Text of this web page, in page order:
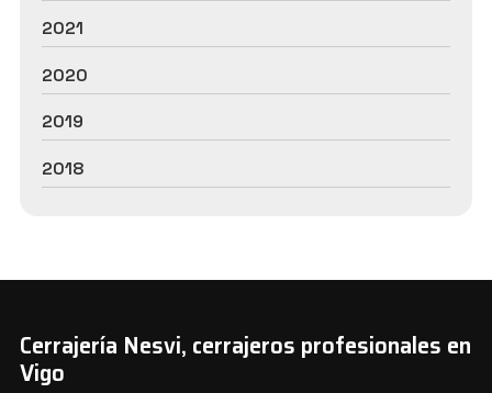
2021
2020
2019
2018
Cerrajería Nesvi, cerrajeros profesionales en
Vigo